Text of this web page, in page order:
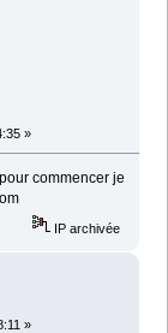
»
commencer je
IP archivée
»